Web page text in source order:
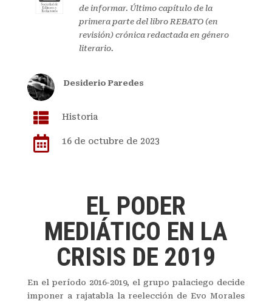
de informar. Último capítulo de la
primera parte del libro REBATO (en
revisión) crónica redactada en género
literario.
Desiderio Paredes
 Historia
 16 de octubre de 2023
EL PODER
MEDIÁTICO EN LA
CRISIS DE 2019
En el período 2016-2019, el grupo palaciego decide
imponer a rajatabla la reelección de Evo Morales